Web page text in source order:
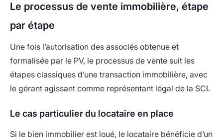
Le processus de vente immobilière, étape
par étape
Une fois l’autorisation des associés obtenue et
formalisée par le PV, le processus de vente suit les
étapes classiques d’une transaction immobilière, avec
le gérant agissant comme représentant légal de la SCI.
Le cas particulier du locataire en place
Si le bien immobilier est loué, le locataire bénéficie d’un